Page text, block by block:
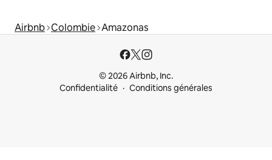
Airbnb Colombie Amazonas
© 2026 Airbnb, Inc.
Confidentialité
Conditions générales